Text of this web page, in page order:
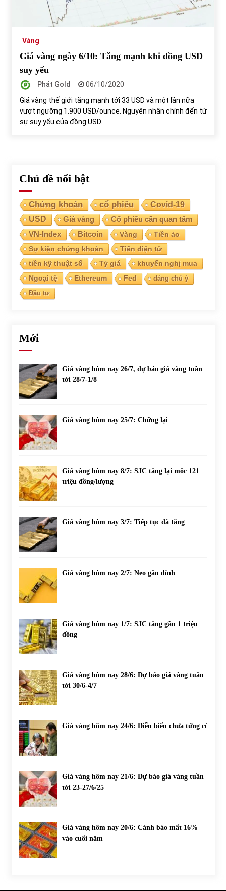
Tự doanh ngày 3.6.2022: CTCK mua ròng 28,7 tỷ đồng
Bất ổn từ các cuộc đấu giá đất ở Thanh Hoá
31/05/2022
S&P Ratings cập nhật xếp hạng tín nhiệm của
Vietcombank và Eximbank
31/05/2022
Chứng khoán ngày 30/5/2022: Top 10 cổ phiếu nổi bật
31/05/2022
Vàng
Giá vàng ngày 6/10: Tăng mạnh khi đồng USD
suy yếu
Phát Gold
06/10/2020
Giá vàng thế giới tăng mạnh tới 33 USD và một lần nữa
vượt ngưỡng 1.900 USD/ounce. Nguyên nhân chính đến từ
sự suy yếu của đồng USD.
Chủ đề nổi bật
Chứng khoán cổ phiếu
Covid-19
USD
Giá vàng Cổ phiếu cần quan tâm
VN-Index Bitcoin Vàng
Tiền ảo
Sự kiện chứng khoán
Tiền điện tử
tiền kỹ thuật số
Tỷ giá
khuyến nghị mua
Ngoại tệ
Ethereum Fed
đáng chú ý
Đầu tư
Mới
Giá vàng hôm nay 26/7, dự báo giá vàng tuần
tới 28/7-1/8
Giá vàng hôm nay 25/7: Chững lại
Giá vàng hôm nay 8/7: SJC tăng lại mốc 121
triệu đồng/lượng
Giá vàng hôm nay 3/7: Tiếp tục đà tăng
Giá vàng hôm nay 2/7: Neo gần đỉnh
Giá vàng hôm nay 1/7: SJC tăng gần 1 triệu
đồng
Giá vàng hôm nay 28/6: Dự báo giá vàng tuần
tới 30/6-4/7
Giá vàng hôm nay 24/6: Diễn biến chưa từng có
Giá vàng hôm nay 21/6: Dự báo giá vàng tuần
tới 23-27/6/25
Giá vàng hôm nay 20/6: Cảnh báo mất 16%
vào cuối năm